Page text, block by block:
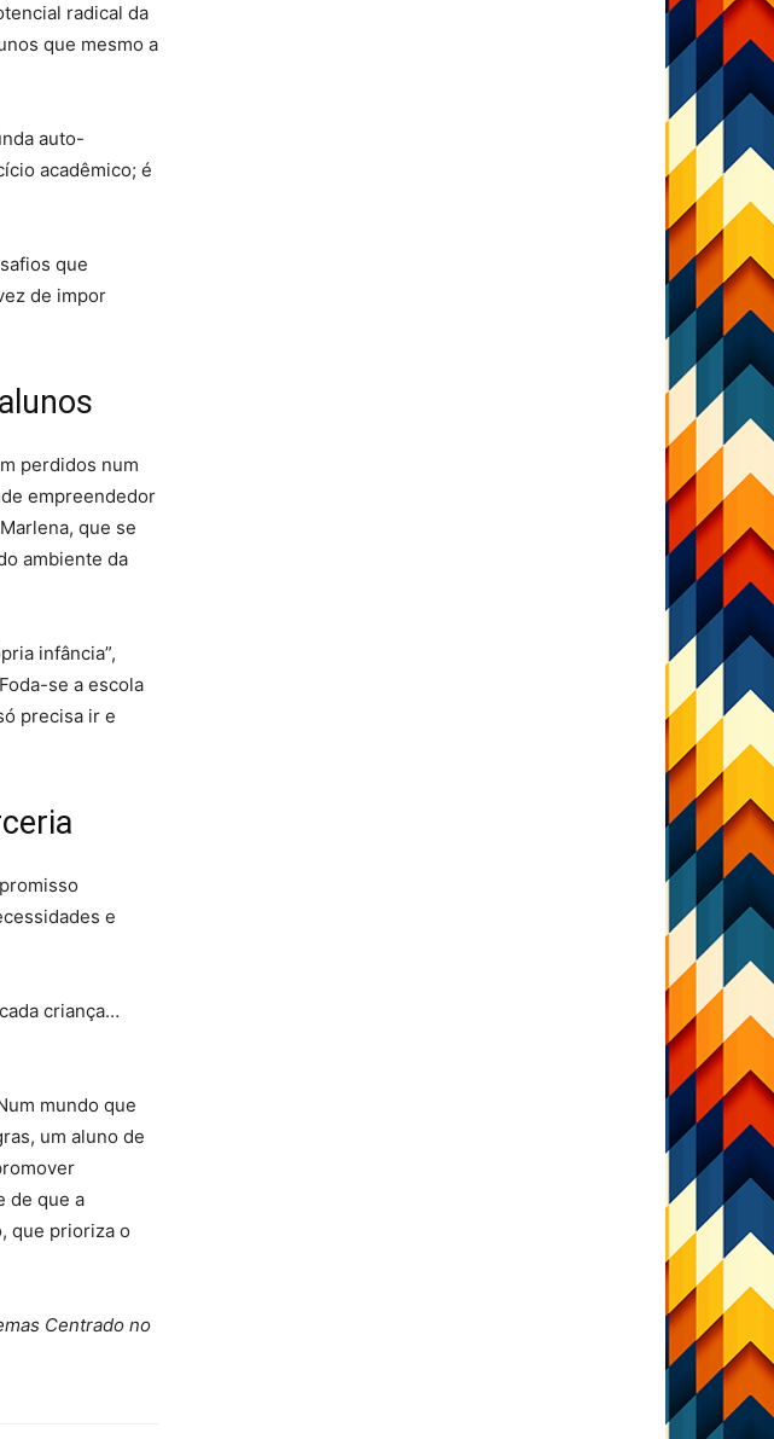
radical da
que mesmo a
auto-
acadêmico; é
que
de impor
perdidos num
empreendedor
que se
ambiente da
infância”,
se a escola
precisa ir e
e
criança…
mundo que
um aluno de
de que a
que prioriza o
Centrado no